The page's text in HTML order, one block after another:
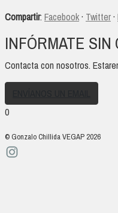
Compartir: Facebook· Twitter·
INFÓRMATE SIN
Contacta con nosotros.
0
© Gonzalo Chillida VEGAP 2026